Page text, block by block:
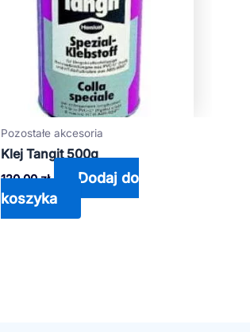
Pozostałe akcesoria
Klej Tangit 500g
120,00zł
Dodaj do
koszyka